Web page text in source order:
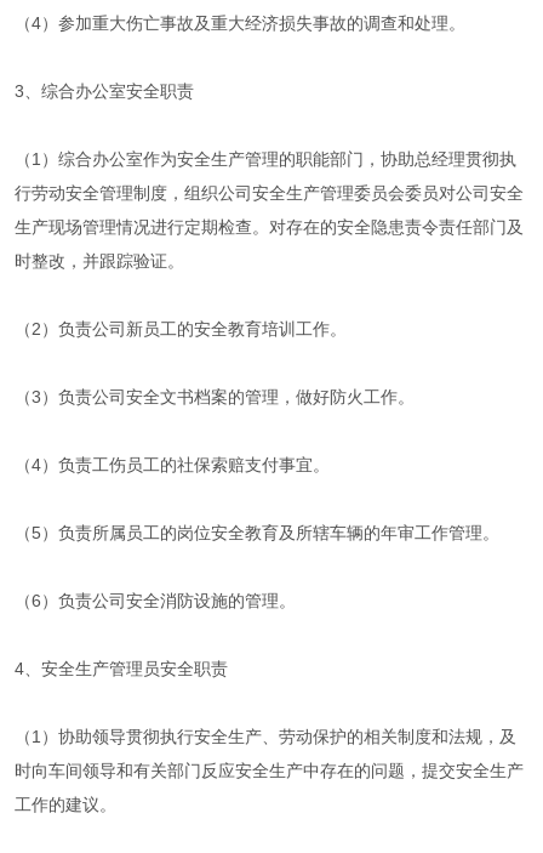
（4）参加重大伤亡事故及重大经济损失事故的调查和处理。
3、综合办公室安全职责
（1）综合办公室作为安全生产管理的职能部门，协助总经理贯彻执
行劳动安全管理制度，组织公司安全生产管理委员会委员对公司安全
生产现场管理情况进行定期检查。对存在的安全隐患责令责任部门及
时整改，并跟踪验证。
（2）负责公司新员工的安全教育培训工作。
（3）负责公司安全文书档案的管理，做好防火工作。
（4）负责工伤员工的社保索赔支付事宜。
（5）负责所属员工的岗位安全教育及所辖车辆的年审工作管理。
（6）负责公司安全消防设施的管理。
4、安全生产管理员安全职责
（1）协助领导贯彻执行安全生产、劳动保护的相关制度和法规，及
时向车间领导和有关部门反应安全生产中存在的问题，提交安全生产
工作的建议。